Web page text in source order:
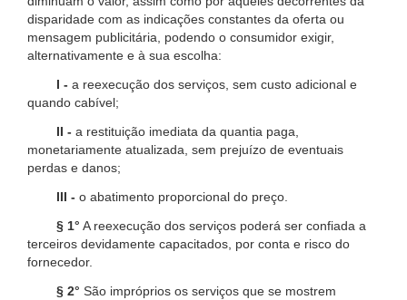
disparidade com as indicações constantes da oferta ou
mensagem publicitária, podendo o consumidor exigir,
alternativamente e à sua escolha:
I - a reexecução dos serviços, sem custo adicional e
quando cabível;
II - a restituição imediata da quantia paga,
monetariamente atualizada, sem prejuízo de eventuais
perdas e danos;
III - o abatimento proporcional do preço.
§ 1° A reexecução dos serviços poderá ser confiada a
terceiros devidamente capacitados, por conta e risco do
fornecedor.
§ 2° São impróprios os serviços que se mostrem